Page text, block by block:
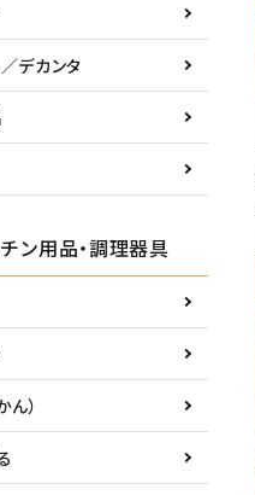
デカンタ
ン用品・調理器具
ん）